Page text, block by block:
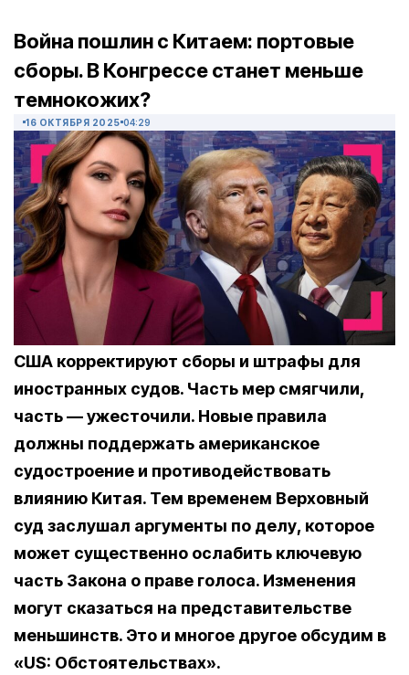
Война пошлин с Китаем: портовые
сборы. В Конгрессе станет меньше
темнокожих?
16 ОКТЯБРЯ 2025 04:29
США корректируют сборы и штрафы для
иностранных судов. Часть мер смягчили,
часть — ужесточили. Новые правила
должны поддержать американское
судостроение и противодействовать
влиянию Китая. Тем временем Верховный
суд заслушал аргументы по делу, которое
может существенно ослабить ключевую
часть Закона о праве голоса. Изменения
могут сказаться на представительстве
меньшинств. Это и многое другое обсудим в
«US: Обстоятельствах».